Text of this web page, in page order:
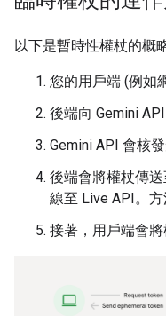
以下是暫時性權杖的概
您的用戶端 (例如
後端向 Gemini
Gemini API 會核發
後端會將權杖傳
線至 Live API。方
接著，用戶端會將